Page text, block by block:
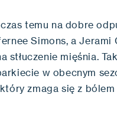
temu na dobre
Simons, a Jerami
stłuczenie mięśnia.
w obecnym
zmaga się z